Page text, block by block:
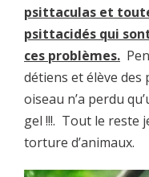
psittaculas et
psittacidés qui
ces problèmes.
détiens et élève des
oiseau n’a perdu
gel !!!. Tout le reste
torture d’animaux.